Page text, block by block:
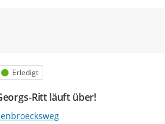
Status
Erledigt
Ritt läuft über!